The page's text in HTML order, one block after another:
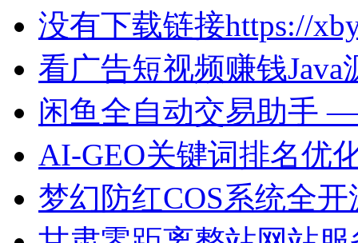
没有下载链接https://
看广告短视频赚钱Java
闲鱼全自动交易助手
AI-GEO关键词排名优
梦幻防红COS系统全